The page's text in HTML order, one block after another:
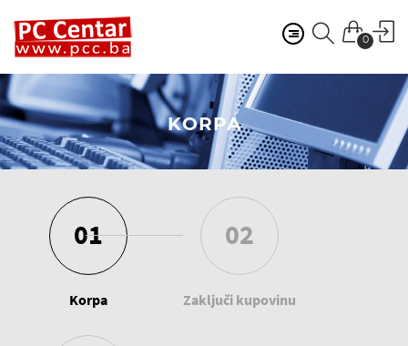
0
KORPA
01
Korpa
02
Zaključi kupovinu